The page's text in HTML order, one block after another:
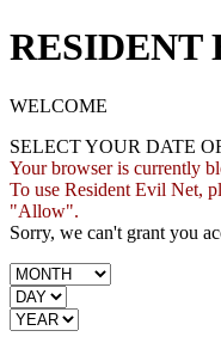
RESIDENT
WELCOME
SELECT YOUR DATE
Your browser is currently
To use Resident Evil Net,
"Allow".
Sorry, we can't grant you